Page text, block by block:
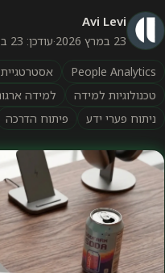
Avi Levi
23 במרץ 2026 ·עודכן: 23 במרץ 2026
People Analytics
טכנולוגיות למידה
למידה
ניתוח פערי ידע
פיתוח הדרכה